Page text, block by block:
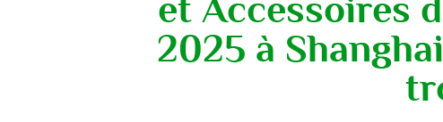
et Accessoires
2025 à